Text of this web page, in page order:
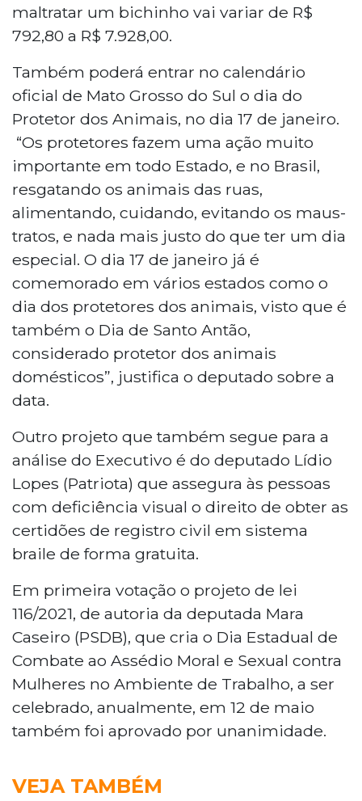
maltratar um bichinho vai variar de R$
792,80 a R$ 7.928,00.
Também poderá entrar no calendário
oficial de Mato Grosso do Sul o dia do
Protetor dos Animais, no dia 17 de janeiro.
“Os protetores fazem uma ação muito
importante em todo Estado, e no Brasil,
resgatando os animais das ruas,
alimentando, cuidando, evitando os maus-
tratos, e nada mais justo do que ter um dia
especial. O dia 17 de janeiro já é
comemorado em vários estados como o
dia dos protetores dos animais, visto que é
também o Dia de Santo Antão,
considerado protetor dos animais
domésticos”, justifica o deputado sobre a
data.
Outro projeto que também segue para a
análise do Executivo é do deputado Lídio
Lopes (Patriota) que assegura às pessoas
com deficiência visual o direito de obter as
certidões de registro civil em sistema
braile de forma gratuita.
Em primeira votação o projeto de lei
116/2021, de autoria da deputada Mara
Caseiro (PSDB), que cria o Dia Estadual de
Combate ao Assédio Moral e Sexual contra
Mulheres no Ambiente de Trabalho, a ser
celebrado, anualmente, em 12 de maio
também foi aprovado por unanimidade.
VEJA TAMBÉM